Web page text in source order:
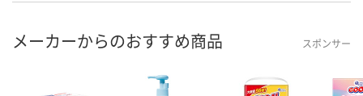
メーカーからのおすすめ商品 スポンサー